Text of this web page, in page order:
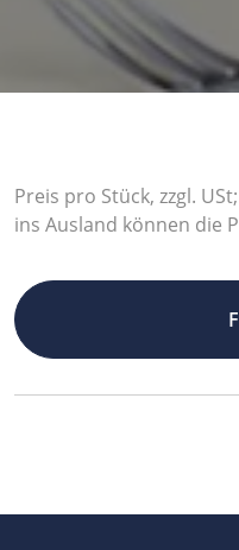
Preis pro Stück, zzgl.
ins Ausland können die